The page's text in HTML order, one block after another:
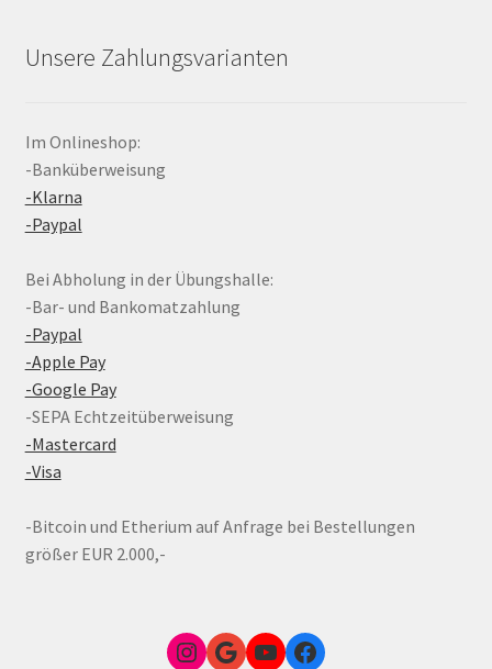
Unsere Zahlungsvarianten
Im Onlineshop:
-Banküberweisung
-Klarna
-Paypal
Bei Abholung in der Übungshalle:
-Bar- und Bankomatzahlung
-Paypal
-Apple Pay
-Google Pay
-SEPA Echtzeitüberweisung
-Mastercard
-Visa
-Bitcoin und Etherium auf Anfrage bei Bestellungen
größer EUR 2.000,-
Instagram
Google Link zum FunShop WienYouTubeFacebook